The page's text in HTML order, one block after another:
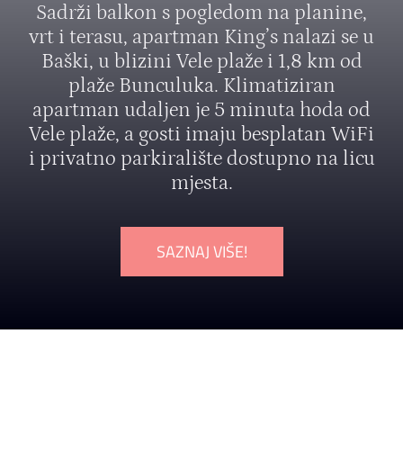
Sadrži balkon s pogledom na planine,
vrt i terasu, apartman King’s nalazi se u
Baški, u blizini Vele plaže i 1,8 km od
plaže Bunculuka. Klimatiziran
apartman udaljen je 5 minuta hoda od
Vele plaže, a gosti imaju besplatan WiFi
i privatno parkiralište dostupno na licu
mjesta.
SAZNAJ VIŠE!